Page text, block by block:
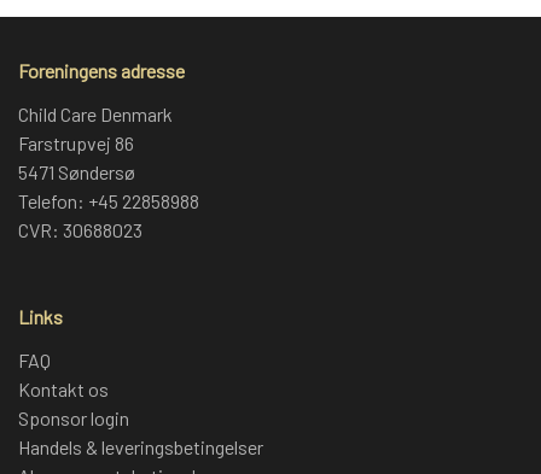
Foreningens adresse
Child Care Denmark
Farstrupvej 86
5471 Søndersø
Telefon: +45 22858988
CVR: 30688023
Links
FAQ
Kontakt os
Sponsor login
Handels & leveringsbetingelser